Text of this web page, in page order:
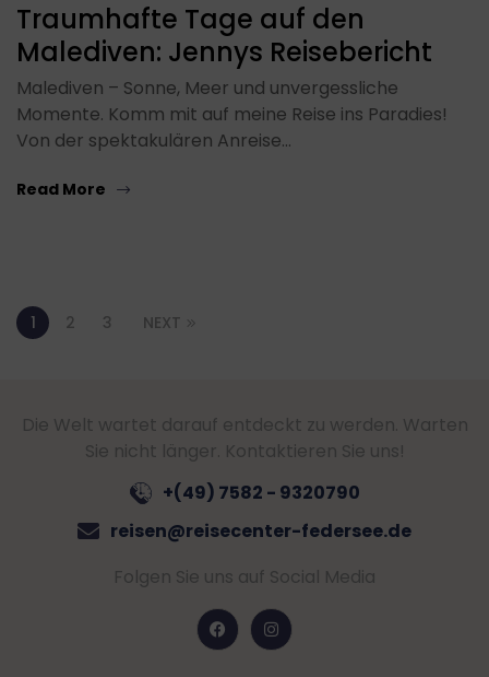
Traumhafte Tage auf den
Malediven: Jennys Reisebericht
Malediven – Sonne, Meer und unvergessliche
Momente. Komm mit auf meine Reise ins Paradies!
Von der spektakulären Anreise…
Read More
1 2 3 NEXT
Die Welt wartet darauf entdeckt zu werden. Warten
Sie nicht länger. Kontaktieren Sie uns!
+(49) 7582 - 9320790
reisen@reisecenter-federsee.de
Folgen Sie uns auf Social Media